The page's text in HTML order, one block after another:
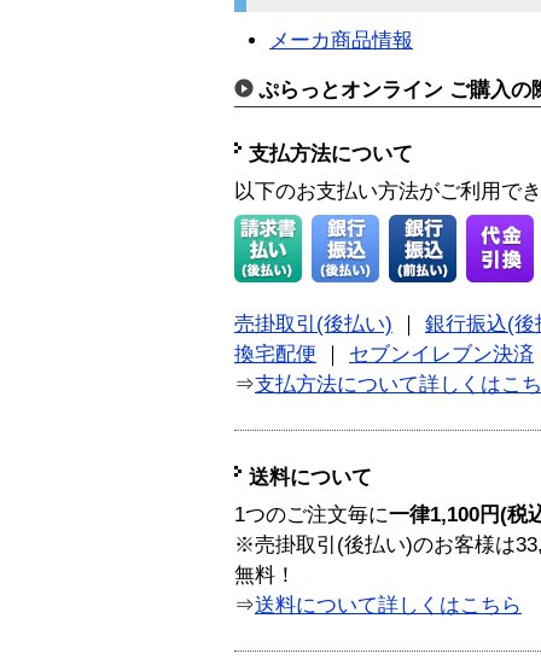
メーカ商品情報
ぷらっとオンライン ご購入の
支払方法について
以下のお支払い方法がご利用で
売掛取引(後払い)
銀行振込(後
換宅配便
セブンイレブン決済
⇒支払方法について詳しくはこ
送料について
1つのご注文毎に一律1,100円(税
※売掛取引(後払い)のお客様は
無料！
⇒送料について詳しくはこちら